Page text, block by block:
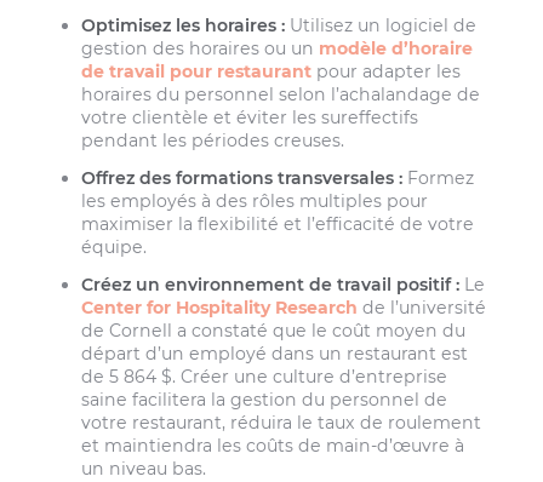
Optimisez les horaires : Utilisez un logiciel de
gestion des horaires ou un modèle d’horaire
de travail pour restaurant pour adapter les
horaires du personnel selon l’achalandage de
votre clientèle et éviter les sureffectifs
pendant les périodes creuses.
Offrez des formations transversales : Formez
les employés à des rôles multiples pour
maximiser la flexibilité et l’efficacité de votre
équipe.
Créez un environnement de travail positif : Le
Center for Hospitality Research de l’université
de Cornell a constaté que le coût moyen du
départ d’un employé dans un restaurant est
de 5 864 $. Créer une culture d’entreprise
saine facilitera la gestion du personnel de
votre restaurant, réduira le taux de roulement
et maintiendra les coûts de main-d’œuvre à
un niveau bas.